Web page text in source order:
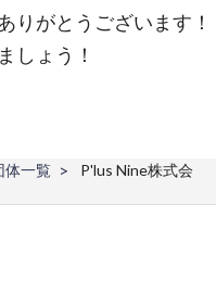
りがとうございます！
しょう！
体一覧
P'lus Nine株式会